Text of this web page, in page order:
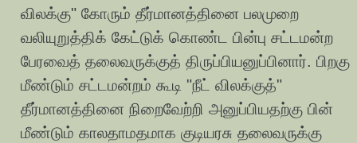
விலக்கு" கோரும் தீர்மானத்தினை பலமுறை
வலியுறுத்திக் கேட்டுக் கொண்ட பின்பு சட்டமன்ற
பேரவைத் தலைவருக்குத் திருப்பியனுப்பினார். பிறகு
மீண்டும் சட்டமன்றம் கூடி "நீட் விலக்குத்"
தீர்மானத்தினை நிறைவேற்றி அனுப்பியதற்கு பின்
மீண்டும் காலதாமதமாக குடியரசு தலைவருக்கு